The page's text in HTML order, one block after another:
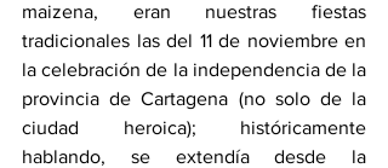
maizena, eran nuestras fiestas
tradicionales las del 11 de noviembre en
la celebración de la independencia de la
provincia de Cartagena (no solo de la
ciudad heroica); históricamente
hablando, se extendía desde la